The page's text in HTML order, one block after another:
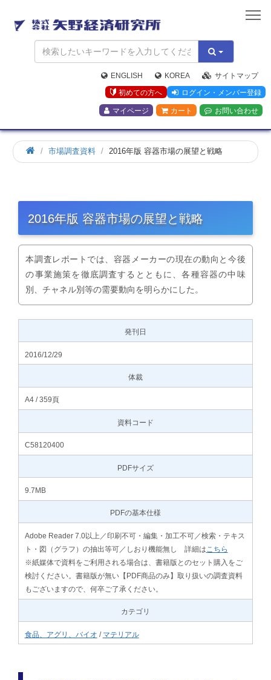
矢
野
経
済
研
究
所
ENGLISH KOREA
サイトマップ
初めての方へ
ログイン・メンバー登録
マイページ カート お問い合わせ
市場調査資料 2016年版 容器市場の展望と戦略
2016年版 容器市場の展望と戦略
本調査レポートでは、容器メーカーの現在の動向と今後
の事業施策を徹底調査するとともに、各種容器の中味
別、チャネル別等の需要動向を明らかにした。
発刊日
2016/12/29
体裁
A4 / 359頁
資料コード
C58120400
PDFサイズ
9.7MB
PDFの基本仕様
Adobe Reader 7.0以上／印刷不可・編集・加工不可／検索・テキス
ト・図（グラフ）の抽出等可／しおり機能無し 詳細は こちら
※紙媒体で資料をご利用される場合は、書籍版とのセット購入をご
検討ください。書籍版が無い【PDF商品のみ】取り扱いの調査資料
もございますので、何卒ご了承ください。
カテゴリ
食品、アグリ、バイオ / マテリアル